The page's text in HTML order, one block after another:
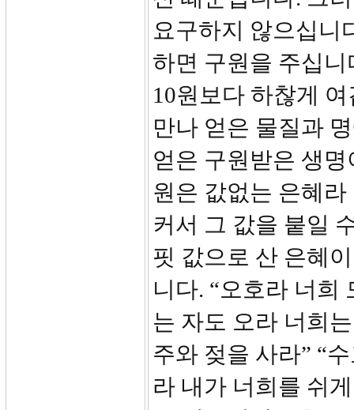
요구하지 않으십니
하면 구원을 주십
10원보다 하찮게
만나 얻은 물질과
얻은 구원받은 생
원은 값없는 은혜
커서 그 값을 붙일
핏 값으로 산 은혜
니다. “오호라 너희
는 자도 오라 너희
주와 젖을 사라” “
라 내가 너희를 쉬